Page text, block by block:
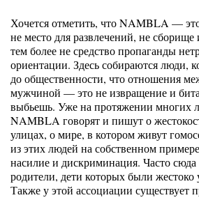
Хочется отметить, что NAMBLA —
не место для развлечений, не
тем более не средство пропаганды
ориентации. Здесь собираются люди,
до общественности, что отношения
мужчиной — это не извращение и
выбьешь. Уже на протяжении многих
NAMBLA говорят и пишут о
улицах, о мире, в котором живут
из этих людей на собственном
насилие и дискриминация. Часто
родители, дети которых были
Также у этой ассоциации существует